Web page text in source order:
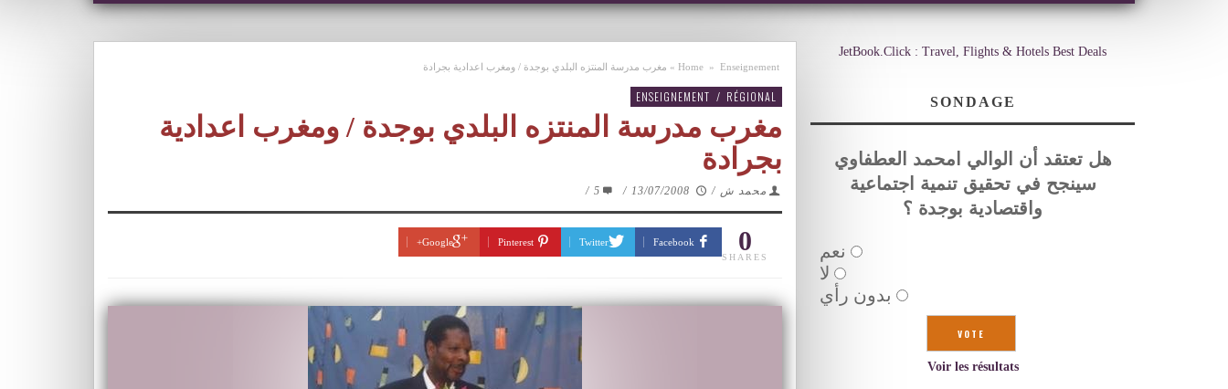
Home » Enseignement
» مغرب مدرسة المنتزه البلدي بوجدة / ومغرب اعدادية بجرادة
ENSEIGNEMENT / RÉGIONAL
مغرب مدرسة المنتزه البلدي بوجدة / ومغرب اعدادية
بجرادة
محمد ش /
13/07/2008
/
5
/
0
SHARES
Facebook
Twitter
Pinterest
Google+
JetBook.Click : Travel, Flights & Hotels Best Deals
SONDAGE
هل تعتقد أن الوالي امحمد العطفاوي
سينجح في تحقيق تنمية اجتماعية
واقتصادية بوجدة ؟
نعم
لا
بدون رأي
Voir les résultats